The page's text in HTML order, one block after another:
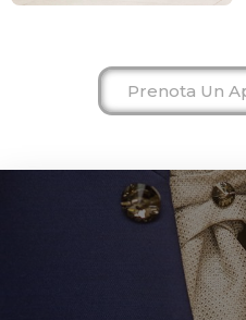
Prenota Un